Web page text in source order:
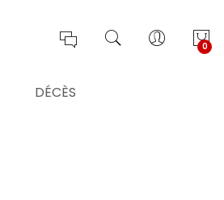
0
DÉCÈS